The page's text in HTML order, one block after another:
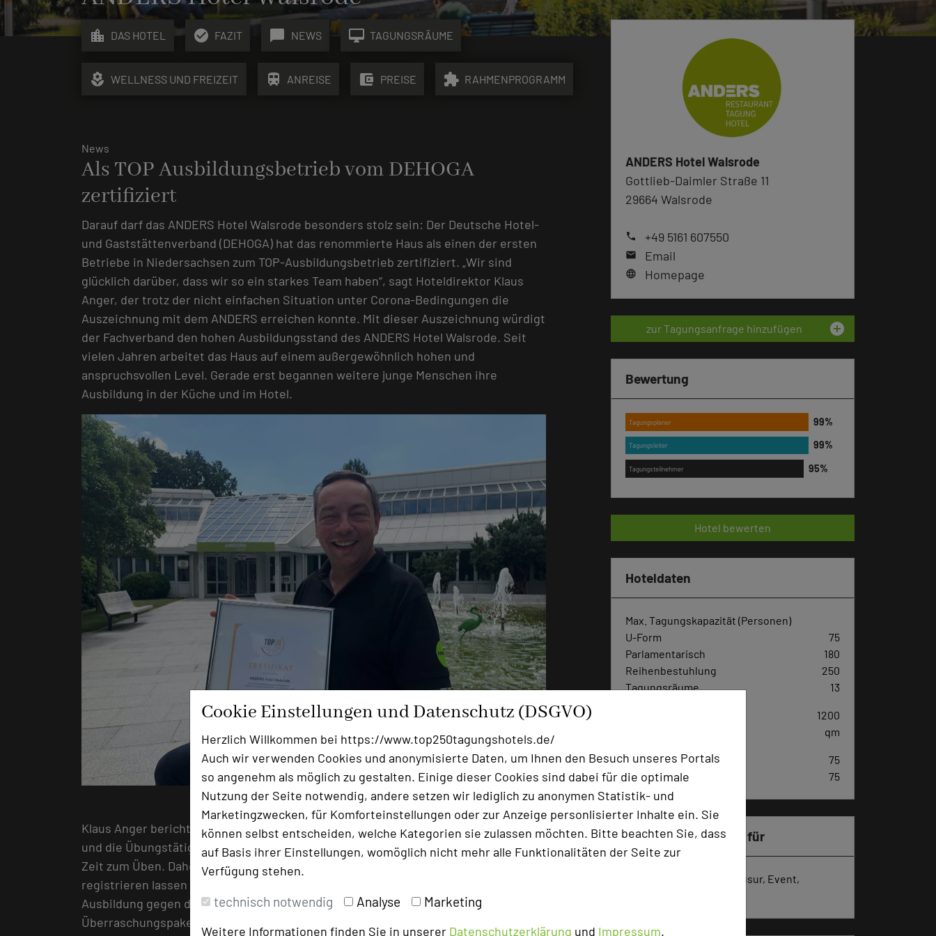
Cookie Einstellungen und Datenschutz (DSGVO)
Herzlich Willkommen bei https://www.top250tagungshotels.de/
Auch wir verwenden Cookies und anonymisierte Daten, um Ihnen den Besuch unseres Portals
so angenehm als möglich zu gestalten. Einige dieser Cookies sind dabei für die optimale
Nutzung der Seite notwendig, andere setzen wir lediglich zu anonymen Statistik- und
Marketingzwecken, für Komforteinstellungen oder zur Anzeige personlisierter Inhalte ein. Sie
können selbst entscheiden, welche Kategorien sie zulassen möchten. Bitte beachten Sie, dass
auf Basis ihrer Einstellungen, womöglich nicht mehr alle Funktionalitäten der Seite zur
Verfügung stehen.
technisch notwendig Analyse Marketing
Weitere Informationen finden Sie in unserer Datenschutzerklärung und Impressum.
location_city DAS HOTEL check_circle FAZIT chat_bubble NEWS desktop_mac TAGUNGSRÄUME
local_florist WELLNESS UND FREIZEIT train ANREISE account_balance_wallet PREISE extension RAHMENPROGRAMM
News
Als TOP Ausbildungsbetrieb vom DEHOGA
zertifiziert
Darauf darf das ANDERS Hotel Walsrode besonders stolz sein: Der Deutsche Hotel-
und Gaststättenverband (DEHOGA) hat das renommierte Haus als einen der ersten
Betriebe in Niedersachsen zum TOP-Ausbildungsbetrieb zertifiziert. „Wir sind
glücklich darüber, dass wir so ein starkes Team haben“, sagt Hoteldirektor Klaus
Anger, der trotz der nicht einfachen Situation unter Corona-Bedingungen die
Auszeichnung mit dem ANDERS erreichen konnte. Mit dieser Auszeichnung würdigt
der Fachverband den hohen Ausbildungsstand des ANDERS Hotel Walsrode. Seit
vielen Jahren arbeitet das Haus auf einem außergewöhnlich hohen und
anspruchsvollen Level. Gerade erst begannen weitere junge Menschen ihre
Ausbildung in der Küche und im Hotel.
Foto: ANDERS Hotel Walsrode
Klaus Anger berichtet darüber, dass man im Haus das gesamte Berichtsheftwesen
und die Übungstätigkeiten per App digitalisiert habe. Corona bot den Azubis viel
Zeit zum Üben. Daher habe sich die Geschäftsleitung bei dieser App als „Azubis“
registrieren lassen und sei dort auf der Plattform bei Quizduellen zum Thema
Ausbildung gegen die Azubis angetreten. Wer den Chef schlägt, konnte ein
Überraschungspaket gewinnen. „Alle haben dadurch spielerisch gelernt, auch die
ANDERS Hotel Walsrode
Gottlieb-Daimler Straße 11
29664 Walsrode
phone +49 5161 607550
mail Email
language Homepage
zur Tagungsanfrage hinzufügen add_circle
Bewertung
Tagungsplaner
Tagungsleiter
Tagungsteilnehmer
Hotel bewerten
Hoteldaten
Max. Tagungskapazität (Personen)
U-Form
75
Parlamentarisch
180
Reihenbestuhlung
250
Tagungsräume
13
1200
qm
Zimmer
75
Doppelzimmer
75
Besonders geeignet für
Seminar, Konferenz, Klausur, Event,